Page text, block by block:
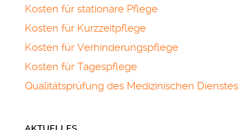
Kosten für stationäre Pflege
Kosten für Kurzzeitpflege
Kosten für Verhinderungspflege
Kosten für Tagespflege
Qualitätsprüfung des Medizinischen Dienstes